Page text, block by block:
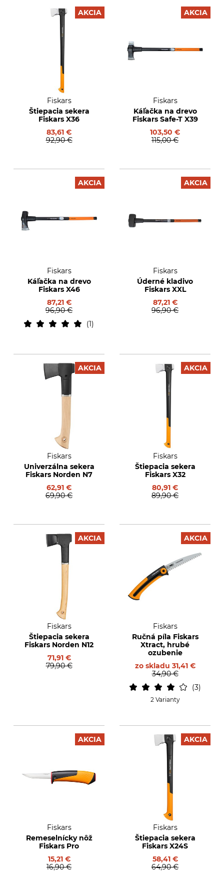
AKCIA
Fiskars
Štiepacia sekera
Fiskars X36
83,61 €
92,90 €
AKCIA
Fiskars
Káľačka na drevo
Fiskars Safe-T X39
103,50 €
115,00 €
AKCIA
Fiskars
Káľačka na drevo
Fiskars X46
87,21 €
96,90 €
1
AKCIA
Fiskars
Úderné kladivo
Fiskars XXL
87,21 €
96,90 €
AKCIA
Fiskars
Univerzálna sekera
Fiskars Norden N7
62,91 €
69,90 €
AKCIA
Fiskars
Štiepacia sekera
Fiskars X32
80,91 €
89,90 €
AKCIA
Fiskars
Štiepacia sekera
Fiskars Norden N12
71,91 €
79,90 €
AKCIA
Fiskars
Ručná píla Fiskars
Xtract, hrubé
ozubenie
zo skladu 31,41 €
34,90 €
3
2 Varianty
AKCIA
Fiskars
Remeselnícky nôž
Fiskars Pro
15,21 €
16,90 €
AKCIA
Fiskars
Štiepacia sekera
Fiskars X24S
58,41 €
64,90 €